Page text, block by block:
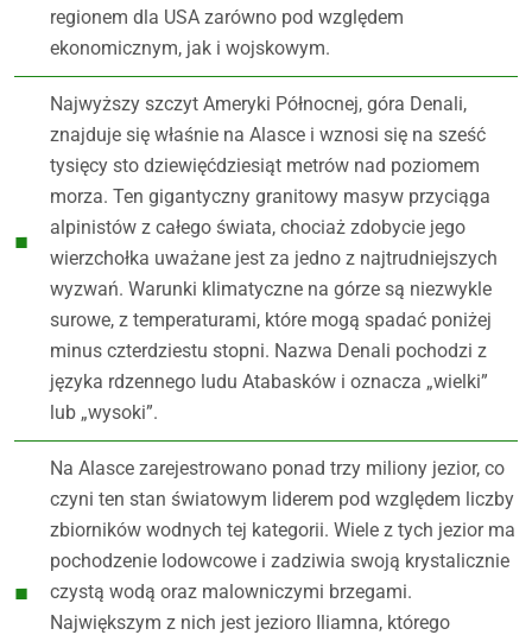
regionem dla USA zarówno pod względem
ekonomicznym, jak i wojskowym.
Najwyższy szczyt Ameryki Północnej, góra Denali,
znajduje się właśnie na Alasce i wznosi się na sześć
tysięcy sto dziewięćdziesiąt metrów nad poziomem
morza. Ten gigantyczny granitowy masyw przyciąga
alpinistów z całego świata, chociaż zdobycie jego
wierzchołka uważane jest za jedno z najtrudniejszych
wyzwań. Warunki klimatyczne na górze są niezwykle
surowe, z temperaturami, które mogą spadać poniżej
minus czterdziestu stopni. Nazwa Denali pochodzi z
języka rdzennego ludu Atabasków i oznacza „wielki”
lub „wysoki”.
Na Alasce zarejestrowano ponad trzy miliony jezior, co
czyni ten stan światowym liderem pod względem liczby
zbiorników wodnych tej kategorii. Wiele z tych jezior ma
pochodzenie lodowcowe i zadziwia swoją krystalicznie
czystą wodą oraz malowniczymi brzegami.
Największym z nich jest jezioro Iliamna, którego